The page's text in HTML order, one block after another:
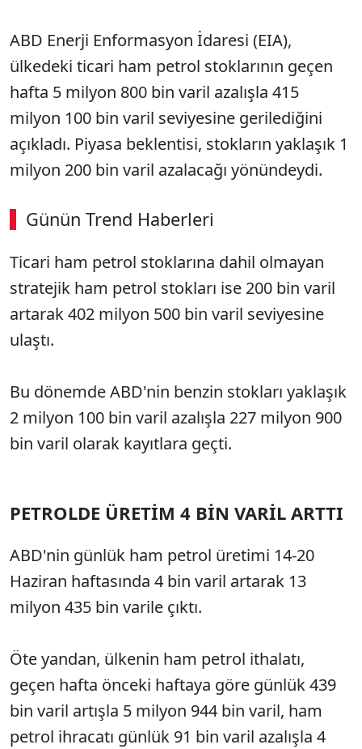
ABD Enerji Enformasyon İdaresi (EIA),
ülkedeki ticari ham petrol stoklarının geçen
hafta 5 milyon 800 bin varil azalışla 415
milyon 100 bin varil seviyesine gerilediğini
açıkladı. Piyasa beklentisi, stokların yaklaşık 1
milyon 200 bin varil azalacağı yönündeydi.
Günün Trend Haberleri
Ticari ham petrol stoklarına dahil olmayan
stratejik ham petrol stokları ise 200 bin varil
artarak 402 milyon 500 bin varil seviyesine
ulaştı.
Bu dönemde ABD'nin benzin stokları yaklaşık
2 milyon 100 bin varil azalışla 227 milyon 900
bin varil olarak kayıtlara geçti.
PETROLDE ÜRETİM 4 BİN VARİL ARTTI
ABD'nin günlük ham petrol üretimi 14-20
Haziran haftasında 4 bin varil artarak 13
milyon 435 bin varile çıktı.
Öte yandan, ülkenin ham petrol ithalatı,
geçen hafta önceki haftaya göre günlük 439
bin varil artışla 5 milyon 944 bin varil, ham
petrol ihracatı günlük 91 bin varil azalışla 4